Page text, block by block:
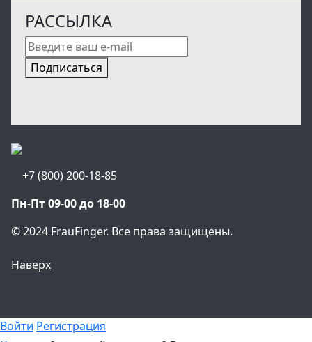
РАССЫЛКА
Подписаться
+7 (800) 200-18-85
Пн-Пт 09-00 до 18-00
© 2024 FrauFinger. Все права защищены.
Наверх
Войти Регистрация